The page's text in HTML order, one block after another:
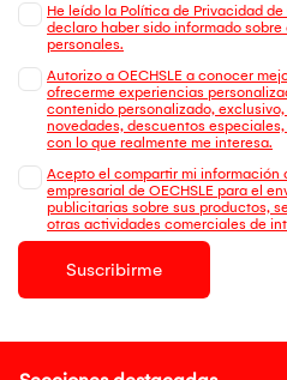
He leído la Política de Privacidad
declaro haber sido informado
personales.
Autorizo a OECHSLE a conocer
ofrecerme experiencias
contenido personalizado,
novedades, descuentos
con lo que realmente me interesa.
Acepto el compartir mi información
empresarial de OECHSLE para el
publicitarias sobre sus productos,
otras actividades comerciales de
Suscribirme